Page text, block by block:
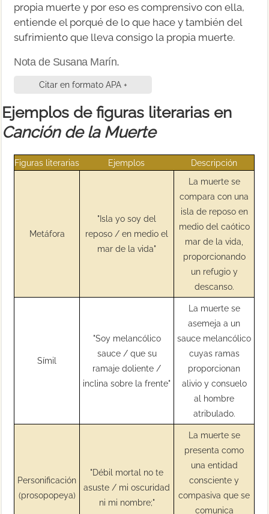
propia muerte y por eso es comprensivo con ella,
entiende el porqué de lo que hace y también del
sufrimiento que lleva consigo la propia muerte.
Nota de Susana Marín.
Citar en formato APA +
Ejemplos de figuras literarias en
Canción de la Muerte
Figuras literarias Ejemplos Descripción
Metáfora
"Isla yo soy del
reposo / en medio el
mar de la vida"
La muerte se
compara con una
isla de reposo en
medio del caótico
mar de la vida,
proporcionando
un refugio y
descanso.
Símil
"Soy melancólico
sauce / que su
ramaje doliente /
inclina sobre la frente"
La muerte se
asemeja a un
sauce melancólico
cuyas ramas
proporcionan
alivio y consuelo
al hombre
atribulado.
Personificación
(prosopopeya)
"Débil mortal no te
asuste / mi oscuridad
ni mi nombre;"
La muerte se
presenta como
una entidad
consciente y
compasiva que se
comunica